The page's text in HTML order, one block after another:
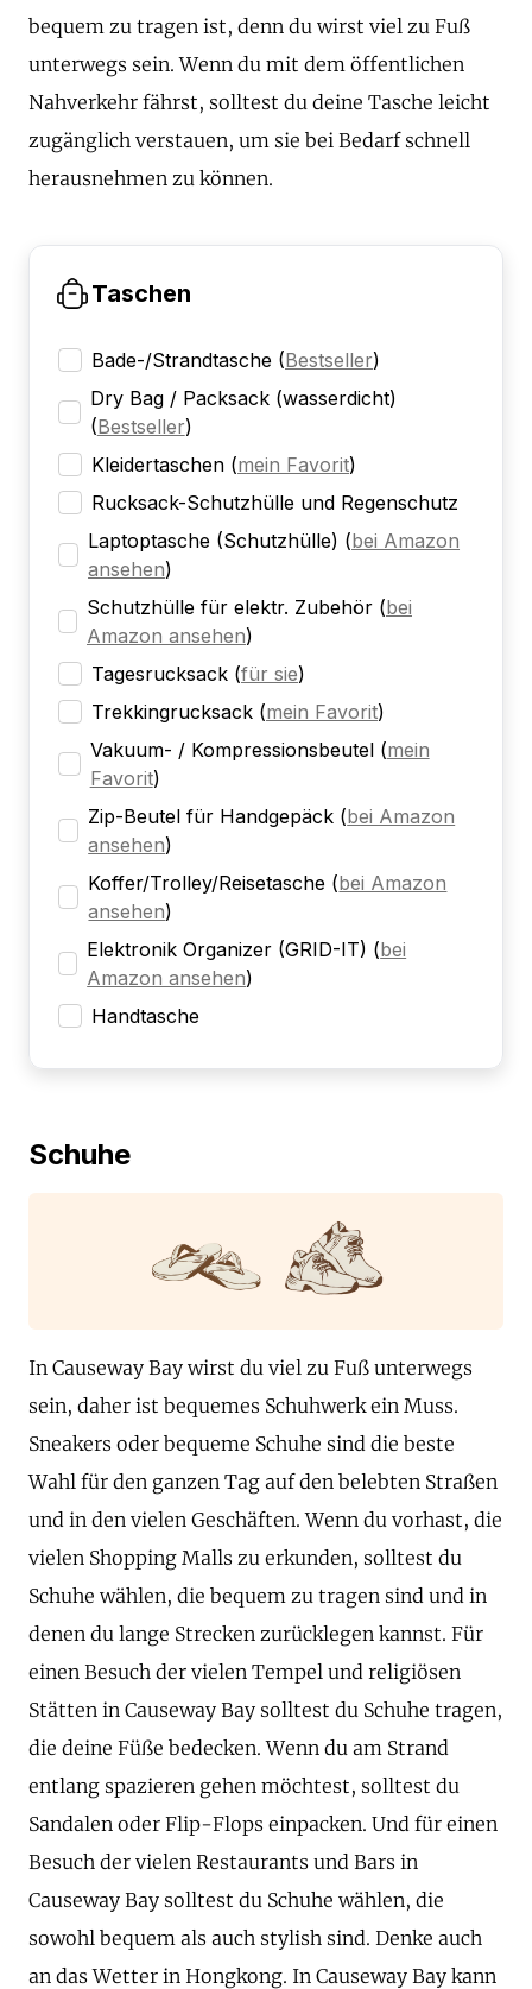
bequem zu tragen ist, denn du wirst viel zu Fuß
unterwegs sein. Wenn du mit dem öffentlichen
Nahverkehr fährst, solltest du deine Tasche leicht
zugänglich verstauen, um sie bei Bedarf schnell
herausnehmen zu können.
Taschen
Bade-/Strandtasche (Bestseller)
Dry Bag / Packsack (wasserdicht)
(Bestseller)
Kleidertaschen (mein Favorit)
Rucksack-Schutzhülle und Regenschutz
Laptoptasche (Schutzhülle) (bei Amazon
ansehen)
Schutzhülle für elektr. Zubehör (bei
Amazon ansehen)
Tagesrucksack (für sie)
Trekkingrucksack (mein Favorit)
Vakuum- / Kompressionsbeutel (mein
Favorit)
Zip-Beutel für Handgepäck (bei Amazon
ansehen)
Koffer/Trolley/Reisetasche (bei Amazon
ansehen)
Elektronik Organizer (GRID-IT) (bei
Amazon ansehen)
Handtasche
Schuhe
In Causeway Bay wirst du viel zu Fuß unterwegs
sein, daher ist bequemes Schuhwerk ein Muss.
Sneakers oder bequeme Schuhe sind die beste
Wahl für den ganzen Tag auf den belebten Straßen
und in den vielen Geschäften. Wenn du vorhast, die
vielen Shopping Malls zu erkunden, solltest du
Schuhe wählen, die bequem zu tragen sind und in
denen du lange Strecken zurücklegen kannst. Für
einen Besuch der vielen Tempel und religiösen
Stätten in Causeway Bay solltest du Schuhe tragen,
die deine Füße bedecken. Wenn du am Strand
entlang spazieren gehen möchtest, solltest du
Sandalen oder Flip-Flops einpacken. Und für einen
Besuch der vielen Restaurants und Bars in
Causeway Bay solltest du Schuhe wählen, die
sowohl bequem als auch stylish sind. Denke auch
an das Wetter in Hongkong. In Causeway Bay kann